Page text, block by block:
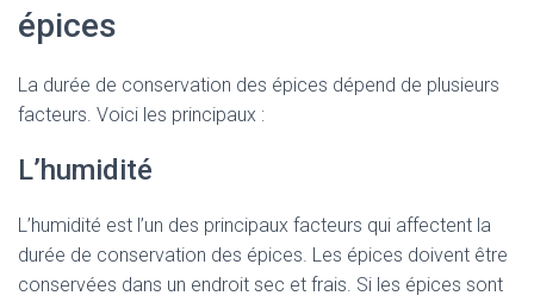
épices
La durée de conservation des épices dépend de plusieurs
facteurs. Voici les principaux :
L’humidité
L’humidité est l’un des principaux facteurs qui affectent la
durée de conservation des épices. Les épices doivent être
conservées dans un endroit sec et frais. Si les épices sont